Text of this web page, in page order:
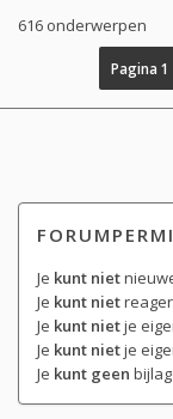
616 onderwerpen
Pagina1
Je kunt niet
Je kunt niet
Je kunt nietje
Je kunt nietje
Je kunt geen